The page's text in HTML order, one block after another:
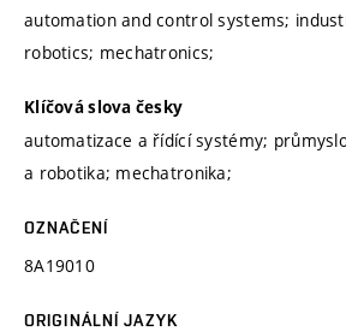
automation and control systems;
robotics; mechatronics;
Klíčová slova česky
automatizace a řídící systémy;
a robotika; mechatronika;
OZNAČENÍ
8A19010
ORIGINÁLNÍ JAZYK